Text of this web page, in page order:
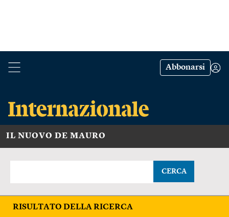
Abbonarsi
IL NUOVO DE MAURO
CERCA
RISULTATO DELLA RICERCA